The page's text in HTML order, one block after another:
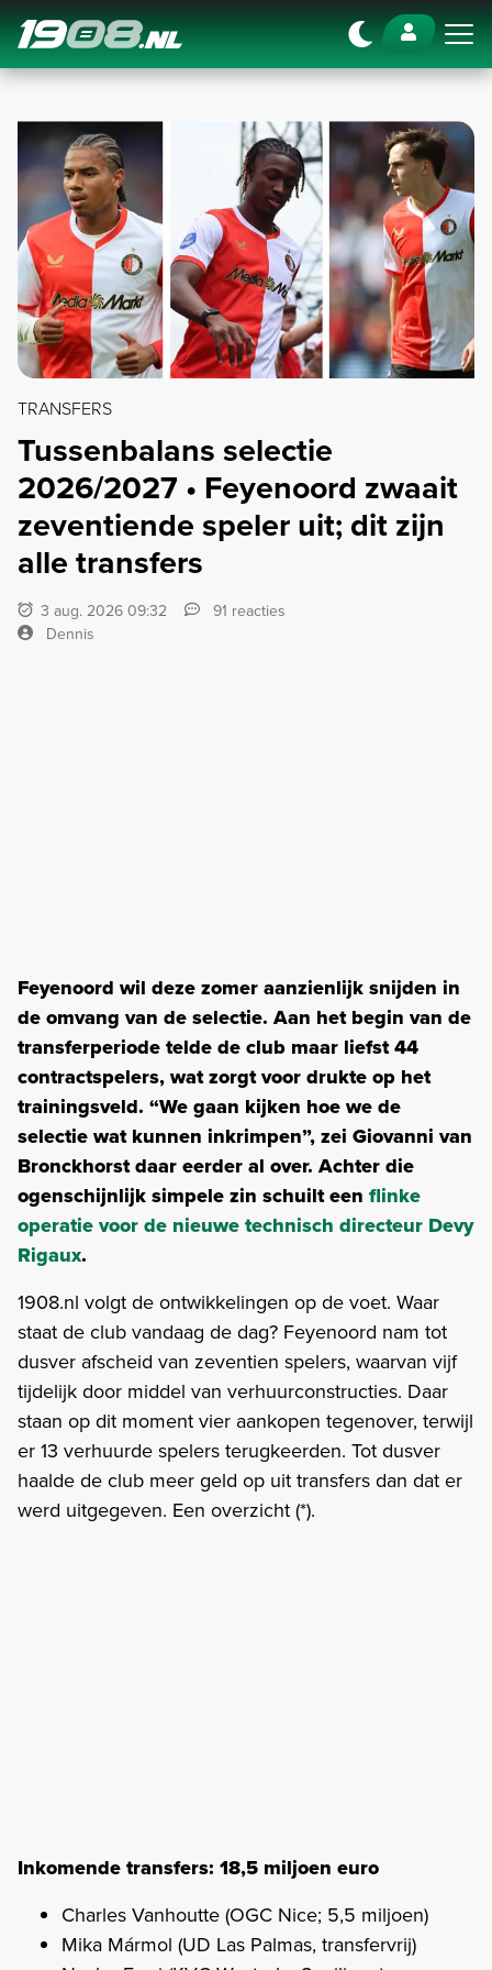
Navigation
TRANSFERS
Tussenbalans selectie
2026/2027 • Feyenoord zwaait
zeventiende speler uit; dit zijn
alle transfers
3 aug. 2026 09:32
91 reacties
Dennis
Feyenoord wil deze zomer aanzienlijk snijden in
de omvang van de selectie. Aan het begin van de
transferperiode telde de club maar liefst 44
contractspelers, wat zorgt voor drukte op het
trainingsveld. “We gaan kijken hoe we de
selectie wat kunnen inkrimpen”, zei Giovanni van
Bronckhorst daar eerder al over. Achter die
ogenschijnlijk simpele zin schuilt een flinke
operatie voor de nieuwe technisch directeur Devy
Rigaux.
1908.nl volgt de ontwikkelingen op de voet. Waar
staat de club vandaag de dag? Feyenoord nam tot
dusver afscheid van zeventien spelers, waarvan vijf
tijdelijk door middel van verhuurconstructies. Daar
staan op dit moment vier aankopen tegenover, terwijl
er 13 verhuurde spelers terugkeerden. Tot dusver
haalde de club meer geld op uit transfers dan dat er
werd uitgegeven. Een overzicht (*).
Inkomende transfers: 18,5 miljoen euro
Charles Vanhoutte (OGC Nice; 5,5 miljoen)
Mika Mármol (UD Las Palmas, transfervrij)